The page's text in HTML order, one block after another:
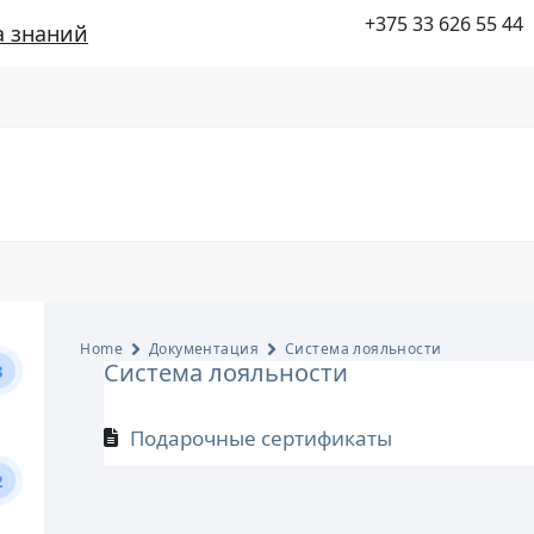
знаний +375 33 626 55 44
Home Документация Система лояльности
Система лояльности
Подарочные сертификаты